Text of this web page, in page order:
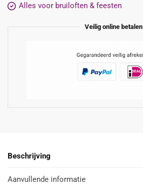
Alles voor bruiloften & feesten
Veilig online betalen
Beschrijving
Aanvullende informatie